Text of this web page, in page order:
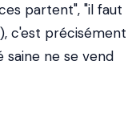
partent", "il faut
c'est précisément
ne se vend